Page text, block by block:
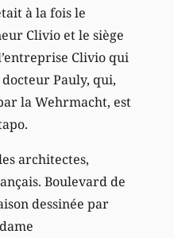
à la fois le
Clivio et le siège
Clivio qui
Pauly, qui,
la Wehrmacht, est
architectes,
Boulevard de
dessinée par